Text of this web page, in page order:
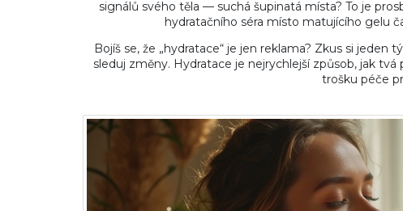
signálů svého těla — suchá šupinatá místa? To je
hydratačního séra místo matujícího gelu
Bojíš se, že „hydratace“ je jen reklama? Zkus si
sleduj změny. Hydratace je nejrychlejší způsob, jak
trošku péče